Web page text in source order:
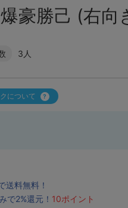
豪勝己 (右
3人
について
送料無料！
で2%還元！ 10ポイント